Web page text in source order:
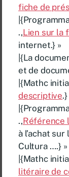
fiche de
.,Lien sur la
internet.} »
|{La
et de
|{Mathc
descriptive.}
.,Référence
à l’achat
Cultura ….} »
|{Mathc
litéraire de